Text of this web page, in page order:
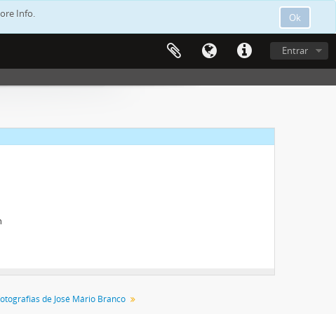
Ok
Info.
Entrar
músicos
de José Mário Branco